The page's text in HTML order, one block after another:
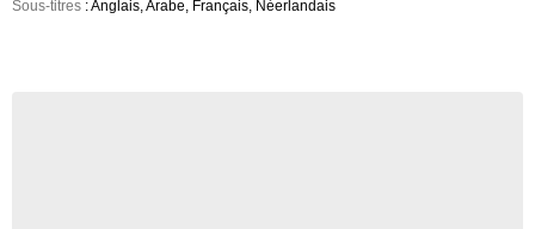
Sous-titres : Anglais, Arabe, Français, Néerlandais